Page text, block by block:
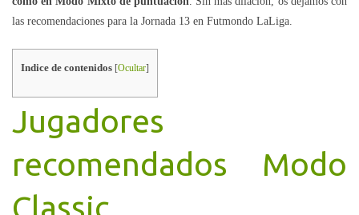
las recomendaciones para la Jornada 13 en Futmondo LaLiga.
Indice de contenidos [Ocultar]
Jugadores
recomendados Modo
Classic